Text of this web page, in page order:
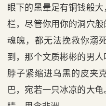
眼下的黑晕足有铜钱般
栏，尽管你用你的洞穴
魂魄，都无法挽救你溺
到，那个文质彬彬的男
脖子紧缩进乌黑的皮夹
巴，宛若一只冰凉的大